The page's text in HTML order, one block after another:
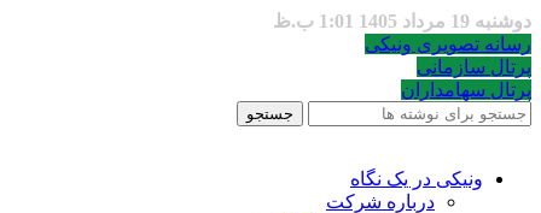
دوشنبه 19 مرداد 1405 1:01 ب.ظ
رسانه تصویری ونیکی
پرتال سازمانی
پرتال سهامداران
جستجو
ونیکی در یک نگاه
درباره شرکت